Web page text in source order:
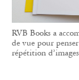
RVB Books a
de vue pour
répétition